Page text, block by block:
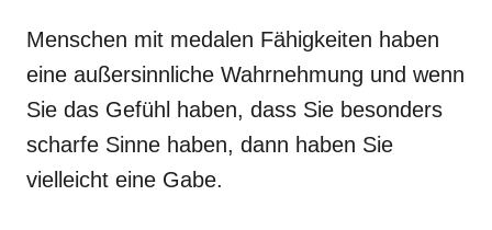
Menschen mit medalen Fähigkeiten haben
eine außersinnliche Wahrnehmung und wenn
Sie das Gefühl haben, dass Sie besonders
scharfe Sinne haben, dann haben Sie
vielleicht eine Gabe.